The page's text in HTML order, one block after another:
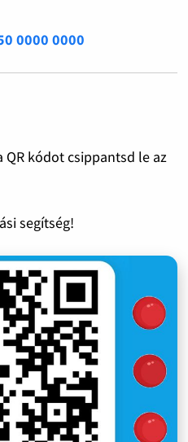
0000 0000
QR kódot csippantsd le az
segítség!